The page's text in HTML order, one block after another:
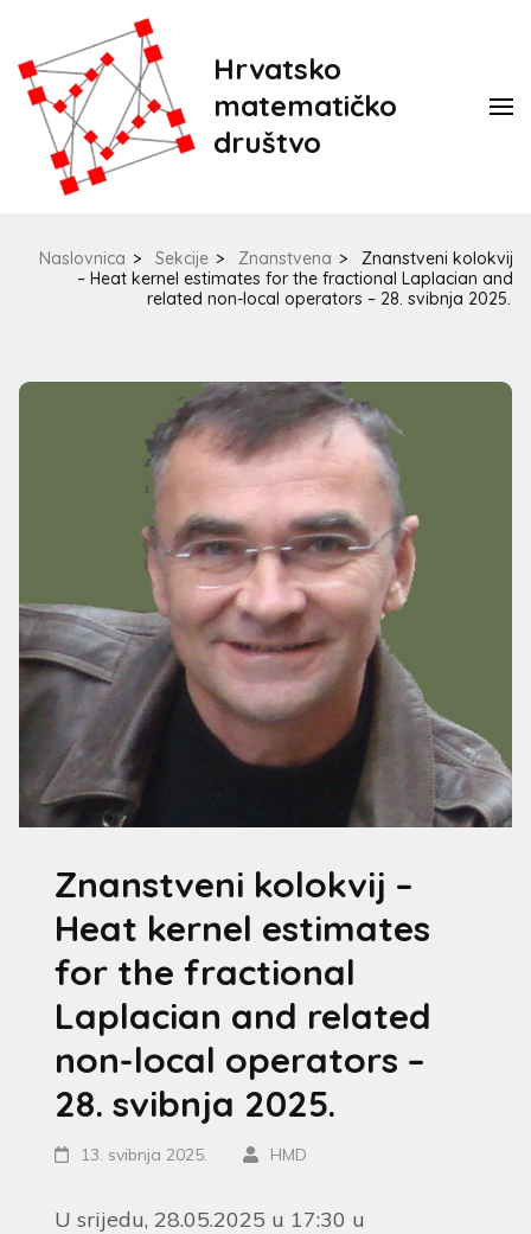
Hrvatsko
matematičko
društvo
Naslovnica > Sekcije > Znanstvena >
Znanstveni kolokvij
– Heat kernel estimates for the fractional Laplacian and
related non-local operators – 28. svibnja 2025.
Znanstveni kolokvij –
Heat kernel estimates
for the fractional
Laplacian and related
non-local operators –
28. svibnja 2025.
13. svibnja 2025. HMD
U srijedu, 28.05.2025 u 17:30 u